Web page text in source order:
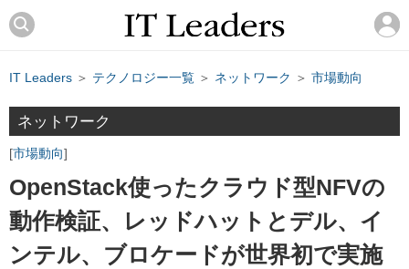
IT Leaders ＞ テクノロジー一覧 ＞ ネットワーク ＞ 市場動向
ネットワーク
市場動向
OpenStack使ったクラウド型NFVの
動作検証、レッドハットとデル、イ
ンテル、ブロケードが世界初で実施